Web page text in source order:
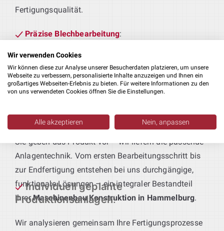
Fertigungsqualität.
Präzise Blechbearbeitung:
passgenau an Ihre Fertigungsabläufe und
Qualitätsstandards angepasst sind.
Technik für maßgeschneiderte
Produktionsanlagen:
Sie geben das Produkt vor – wir liefern die passende
Anlagentechnik. Vom ersten Bearbeitungsschritt bis
zur Endfertigung entstehen bei uns durchgängige,
funktionale Lösungen – ein integraler Bestandteil
IhrerMaschinenbau Konstruktion in Hammelburg.
Individuell geplante
Produktionsanlagen:
Wir analysieren gemeinsam Ihre Fertigungsprozesse
Wir verwenden Cookies
Wir können diese zur Analyse unserer Besucherdaten platzieren, um unsere
Webseite zu verbessern, personalisierte Inhalte anzuzeigen und Ihnen ein
großartiges Webseiten-Erlebnis zu bieten. Für weitere Informationen zu den
von uns verwendeten Cookies öffnen Sie die Einstellungen.
Alle akzeptieren Nein, anpassen